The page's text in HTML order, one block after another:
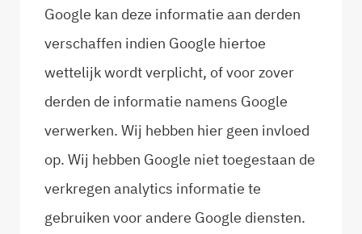
Google kan deze informatie aan derden
verschaffen indien Google hiertoe
wettelijk wordt verplicht, of voor zover
derden de informatie namens Google
verwerken. Wij hebben hier geen invloed
op. Wij hebben Google niet toegestaan de
verkregen analytics informatie te
gebruiken voor andere Google diensten.